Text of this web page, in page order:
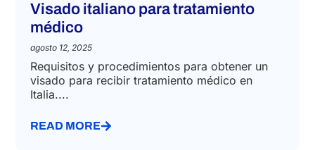
Visado italiano para tratamiento
médico
agosto 12, 2025
Requisitos y procedimientos para obtener un
visado para recibir tratamiento médico en
Italia....
READ MORE